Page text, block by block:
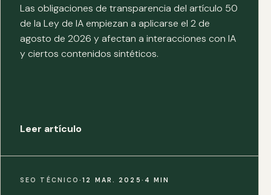
Las obligaciones de transparencia del artículo 50
de la Ley de IA empiezan a aplicarse el 2 de
agosto de 2026 y afectan a interacciones con IA
y ciertos contenidos sintéticos.
Leer artículo
SEO TÉCNICO·12 MAR. 2025 · 4 MIN